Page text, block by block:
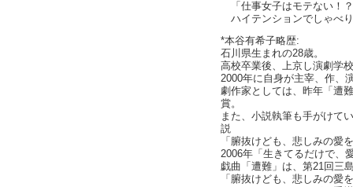
「仕事女子はモテない！
ハイテンションでしゃべ
*本谷有希子略歴:
石川県生まれの28歳。
高校卒業後、上京し演劇学
2000年に自身が主宰、作、
劇作家としては、昨年「遭
賞。
また、小説執筆も手がけて
説
「腑抜けども、悲しみの愛
2006年「生きてるだけで、
戯曲「遭難」は、第21回三
「腑抜けども、悲しみの愛